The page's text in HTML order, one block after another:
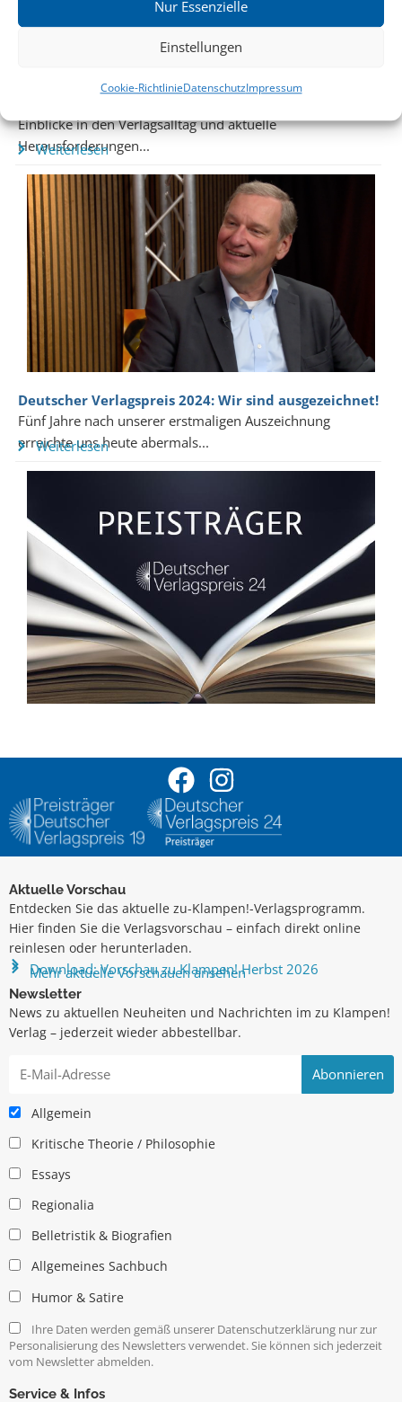
Nur Essenzielle
Einstellungen
Cookie-RichtlinieDatenschutzImpressum
Einblicke in den Verlagsalltag und aktuelle
Herausforderungen...
Weiterlesen
Deutscher Verlagspreis 2024: Wir sind ausgezeichnet!
Fünf Jahre nach unserer erstmaligen Auszeichnung
erreichte uns heute abermals...
Weiterlesen
Aktuelle Vorschau
Entdecken Sie das aktuelle zu-Klampen!-Verlagsprogramm.
Hier finden Sie die Verlagsvorschau – einfach direkt online
reinlesen oder herunterladen.
Download: Vorschau zu Klampen! Herbst 2026
Mehr aktuelle Vorschauen ansehen
Newsletter
News zu aktuellen Neuheiten und Nachrichten im zu Klampen!
Verlag – jederzeit wieder abbestellbar.
Allgemein
Kritische Theorie / Philosophie
Essays
Regionalia
Belletristik & Biografien
Allgemeines Sachbuch
Humor & Satire
Ihre Daten werden gemäß unserer Datenschutzerklärung nur zur
Personalisierung des Newsletters verwendet. Sie können sich jederzeit
vom Newsletter abmelden.
Service & Infos